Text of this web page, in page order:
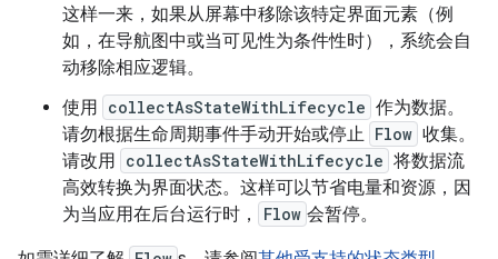
这样一来，如果从屏幕中移除该特定界面元素（例
如，在导航图中或当可见性为条件性时），系统会自
动移除相应逻辑。
使用 collectAsStateWithLifecycle 作为数据。
请勿根据生命周期事件手动开始或停止 Flow 收集。
请改用 collectAsStateWithLifecycle 将数据流
高效转换为界面状态。这样可以节省电量和资源，因
为当应用在后台运行时，
Flow 会暂停。